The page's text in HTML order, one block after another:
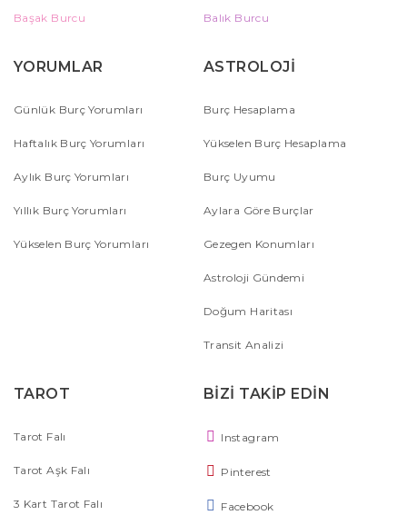
Başak Burcu Balık Burcu
YORUMLAR
Günlük Burç Yorumları
Haftalık Burç Yorumları
Aylık Burç Yorumları
Yıllık Burç Yorumları
Yükselen Burç Yorumları
ASTROLOJİ
Burç Hesaplama
Yükselen Burç Hesaplama
Burç Uyumu
Aylara Göre Burçlar
Gezegen Konumları
Astroloji Gündemi
Doğum Haritası
Transit Analizi
TAROT
Tarot Falı
Tarot Aşk Falı
3 Kart Tarot Falı
BİZİ TAKİP EDİN
Instagram
Pinterest
Facebook